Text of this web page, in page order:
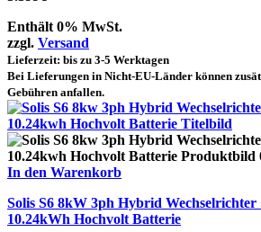
Enthält 0% MwSt.
zzgl. Versand
Lieferzeit: bis zu 3-5 Werktagen
Bei Lieferungen in Nicht-EU-Länder können
Gebühren anfallen.
In den Warenkorb
Solis S6 8kW 3ph Hybrid Wechselrichter
10.24kWh Hochvolt Batterie